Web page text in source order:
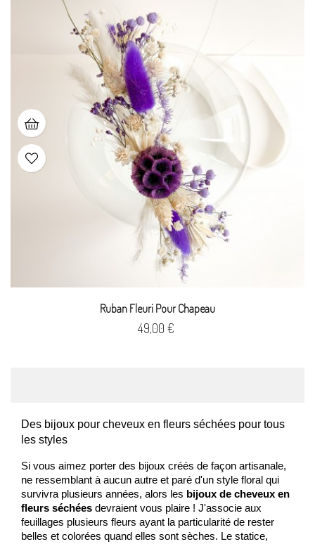
Ruban Fleuri Pour Chapeau
Prix
49,00 €
Des bijoux pour cheveux en fleurs séchées pour tous
les styles
Si vous aimez porter des bijoux créés de façon artisanale,
ne ressemblant à aucun autre et paré d'un style floral qui
survivra plusieurs années, alors les bijoux de cheveux en
fleurs séchées devraient vous plaire ! J'associe aux
feuillages plusieurs fleurs ayant la particularité de rester
belles et colorées quand elles sont sèches. Le statice,